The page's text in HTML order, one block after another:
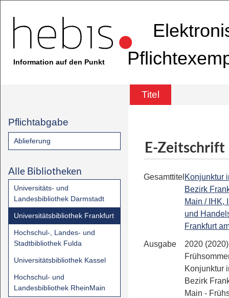
Information auf den Punkt
Titel
Pflichtabgabe
Ablieferung
Alle Bibliotheken
Universitäts- und
Landesbibliothek Darmstadt
Universitätsbibliothek Frankfurt
Hochschul-, Landes- und
Stadtbibliothek Fulda
Universitätsbibliothek Kassel
Hochschul- und
Landesbibliothek RheinMain
E-Zeitschrift
Gesamttitel Konjunktur
Bezirk
Main / IHK,
und
Frankfurt
Ausgabe
2020 (2020)
Konjunktur
Bezirk
Main -